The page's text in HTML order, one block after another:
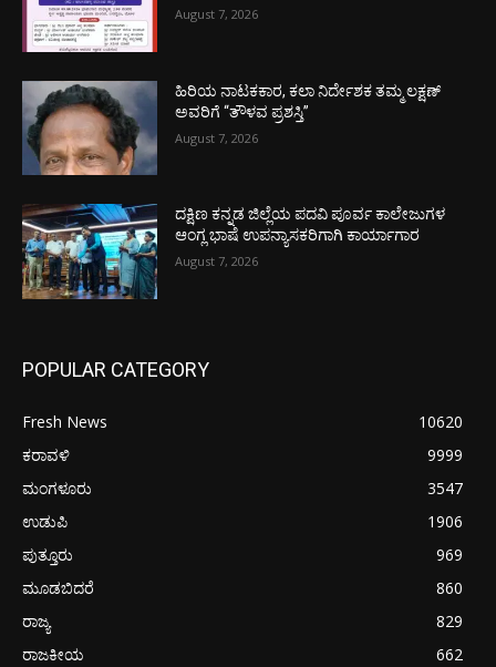
August 7, 2026
ಹಿರಿಯ ನಾಟಕಕಾರ, ಕಲಾ ನಿರ್ದೇಶಕ ತಮ್ಮ ಲಕ್ಷಣ್
ಅವರಿಗೆ “ತೌಳವ ಪ್ರಶಸ್ತಿ”
August 7, 2026
ದಕ್ಷಿಣ ಕನ್ನಡ ಜಿಲ್ಲೆಯ ಪದವಿ ಪೂರ್ವ ಕಾಲೇಜುಗಳ
ಆಂಗ್ಲ ಭಾಷೆ ಉಪನ್ಯಾಸಕರಿಗಾಗಿ ಕಾರ್ಯಾಗಾರ
August 7, 2026
POPULAR CATEGORY
Fresh News
10620
ಕರಾವಳಿ
9999
ಮಂಗಳೂರು
3547
ಉಡುಪಿ
1906
ಪುತ್ತೂರು
969
ಮೂಡಬಿದರೆ
860
ರಾಜ್ಯ
829
ರಾಜಕೀಯ
662